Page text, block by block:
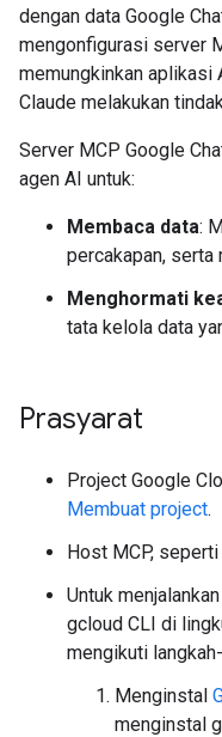
dengan data Google
mengonfigurasi server
memungkinkan aplikasi
Claude melakukan
Server MCP Google
agen AI untuk:
Membaca data:
percakapan, serta
Menghormati
tata kelola data
Prasyarat
Project Google
Membuat project.
Host MCP, seperti
Untuk
gcloud CLI di
mengikuti
Menginstal
menginstal